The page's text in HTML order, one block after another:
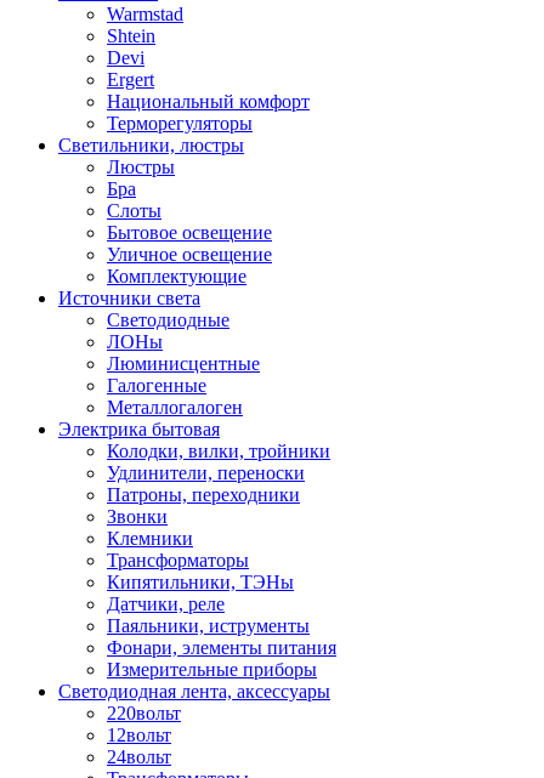
Warmstad
Shtein
Devi
Ergert
Национальный комфорт
Терморегуляторы
Светильники, люстры
Люстры
Бра
Слоты
Бытовое освещение
Уличное освещение
Комплектующие
Источники света
Светодиодные
ЛОНы
Люминисцентные
Галогенные
Металлогалоген
Электрика бытовая
Колодки, вилки, тройники
Удлинители, переноски
Патроны, переходники
Звонки
Клемники
Трансформаторы
Кипятильники, ТЭНы
Датчики, реле
Паяльники, иструменты
Фонари, элементы питания
Измерительные приборы
Светодиодная лента, аксессуары
220вольт
12вольт
24вольт